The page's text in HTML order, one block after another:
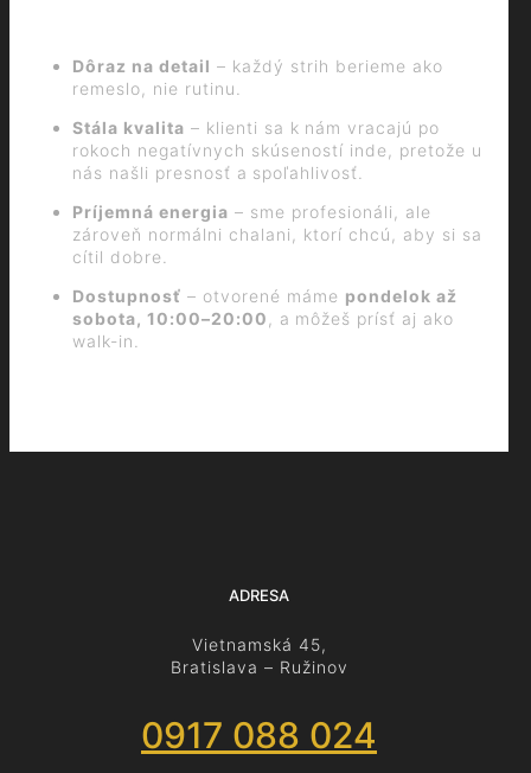
Dôraz na detail – každý strih berieme ako
remeslo, nie rutinu.
Stála kvalita – klienti sa k nám vracajú po
rokoch negatívnych skúseností inde, pretože u
nás našli presnosť a spoľahlivosť.
Príjemná energia – sme profesionáli, ale
zároveň normálni chalani, ktorí chcú, aby si sa
cítil dobre.
Dostupnosť – otvorené máme pondelok až
sobota, 10:00–20:00
, a môžeš prísť aj ako
walk‑in.
ADRESA
Vietnamská 45,
Bratislava – Ružinov
0917 088 024